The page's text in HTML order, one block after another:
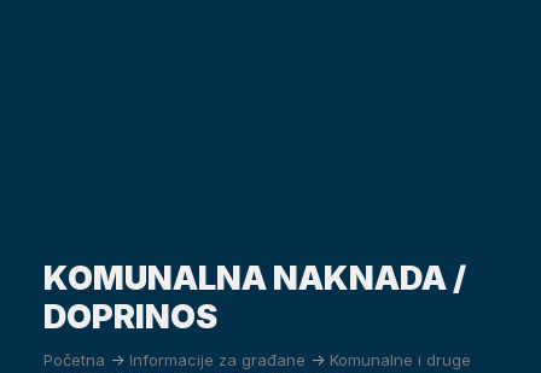
KOMUNALNA NAKNADA /
DOPRINOS
Početna -> Informacije za građane -> Komunalne i druge